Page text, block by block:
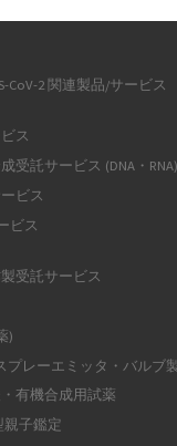
CoV-2 関連製品/サービス
ス
受託サービス (DNA・RNA)
ビス
ビス
受託サービス
)
プレーエミッタ・バルブ
有機合成用試薬
親子鑑定